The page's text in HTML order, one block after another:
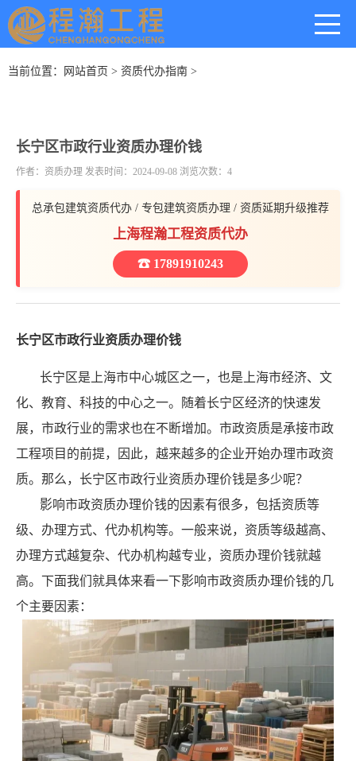
当前位置： 网站首页 > 资质代办指南 >
长宁区市政行业资质办理价钱
作者：资质办理 发表时间：2024-09-08 浏览次数：4
总承包建筑资质代办 / 专包建筑资质办理 / 资质延期升级推荐
上海程瀚工程资质代办
☎ 17891910243
长宁区市政行业资质办理价钱
长宁区是上海市中心城区之一，也是上海市经济、文
化、教育、科技的中心之一。随着长宁区经济的快速发
展，市政行业的需求也在不断增加。市政资质是承接市政
工程项目的前提，因此，越来越多的企业开始办理市政资
质。那么，长宁区市政行业资质办理价钱是多少呢？
影响市政资质办理价钱的因素有很多，包括资质等
级、办理方式、代办机构等。一般来说，资质等级越高、
办理方式越复杂、代办机构越专业，资质办理价钱就越
高。下面我们就具体来看一下影响市政资质办理价钱的几
个主要因素：